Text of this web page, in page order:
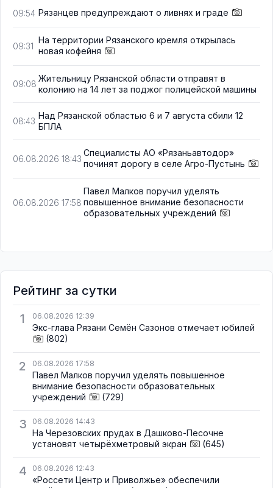
09:54 Рязанцев предупреждают о ливнях и граде
09:31
На территории Рязанского кремля открылась
новая кофейня
09:08
Жительницу Рязанской области отправят в
колонию на 14 лет за поджог полицейской машины
08:43
Над Рязанской областью 6 и 7 августа сбили 12
БПЛА
06.08.2026 18:43
Специалисты АО «Рязаньавтодор»
починят дорогу в селе Агро-Пустынь
06.08.2026 17:58
Павел Малков поручил уделять
повышенное внимание безопасности
образовательных учреждений
Рейтинг за сутки
1
06.08.2026 12:39
Экс-глава Рязани Семён Сазонов отмечает юбилей
(802)
2 06.08.2026 17:58
Павел Малков поручил уделять повышенное
внимание безопасности образовательных
учреждений
(729)
3 06.08.2026 14:43
На Черезовских прудах в Дашково-Песочне
установят четырёхметровый экран
(645)
4 06.08.2026 12:43
«Россети Центр и Приволжье» обеспечили